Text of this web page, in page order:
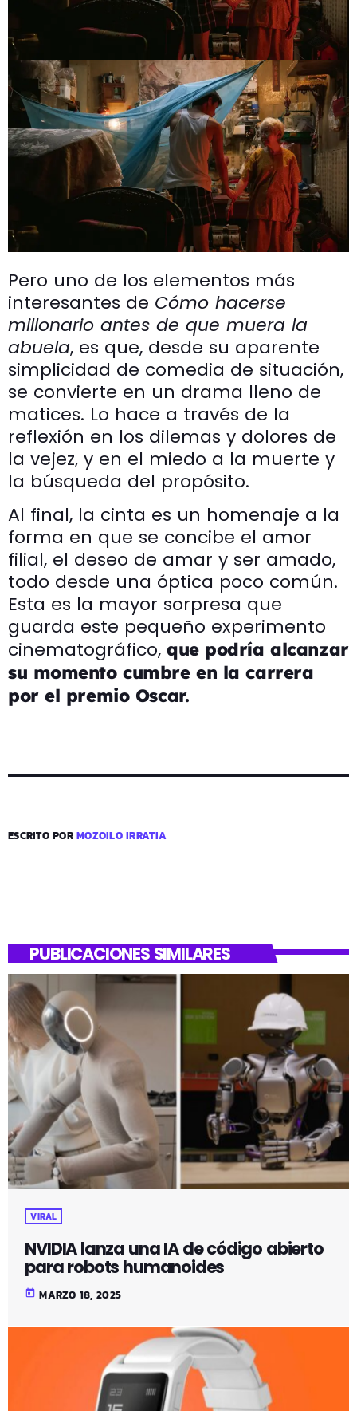
Pero uno de los elementos más
interesantes de Cómo hacerse
millonario antes de que muera la
abuela, es que, desde su aparente
simplicidad de comedia de situación,
se convierte en un drama lleno de
matices. Lo hace a través de la
reflexión en los dilemas y dolores de
la vejez, y en el miedo a la muerte y
la búsqueda del propósito.
Al final, la cinta es un homenaje a la
forma en que se concibe el amor
filial, el deseo de amar y ser amado,
todo desde una óptica poco común.
Esta es la mayor sorpresa que
guarda este pequeño experimento
cinematográfico, que podría alcanzar
su momento cumbre en la carrera
por el premio Oscar.
ESCRITO PORMOZOILO IRRATIA
PUBLICACIONES SIMILARES
VIRAL
NVIDIA lanza una IA de código abierto
para robots humanoides
today MARZO 18, 2025